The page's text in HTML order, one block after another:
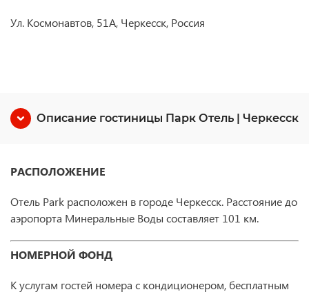
Ул. Космонавтов, 51А, Черкесск, Россия
Описание гостиницы Парк Отель | Черкесск
РАСПОЛОЖЕНИЕ
Отель Park расположен в городе Черкесск. Расстояние до
аэропорта Минеральные Воды составляет 101 км.
НОМЕРНОЙ ФОНД
К услугам гостей номера с кондиционером, бесплатным